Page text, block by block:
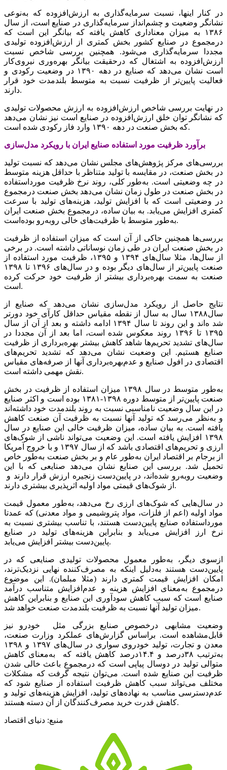
در کنار اینها، نسبت‌‌‌ سرمایه‌گذاری‌‌‌ به‌‌‌ ارزش‌افزوده که‌‌‌ به‌‌‌نوعی‌‌‌
نشانگر وضعیت‌‌‌ و چشم‌‌‌انداز سرمایه‌گذاری‌‌‌ در صنایع‌‌‌ است،‌‌‌ از سال
١٣٨۶ به‌‌‌ میزان معناداری‌‌‌ کاهش‌‌‌ یافته‌‌‌ که‌‌‌ بیانگر این‌‌‌ است‌‌‌ که‌‌‌
درمجموع در صنایع‌‌‌ کشور بخش‌‌‌ کمتری‌‌‌ از ارزش‌افزوده تولیدی
‌‌‌مجددا سرمایه‌گذاری می‌شود. همچنین‌‌‌ بررسی‌‌‌ شاخص‌‌‌ نسبت‌‌‌
ارزش‌افزوده به‌‌‌ اشتغال که‌‌‌ درحقیقت‌‌‌ بیانگر بهره‌وری‌‌‌ نیروی‌‌‌کار
است‌‌‌ نشان می‌دهد که صنایع‌‌‌ در دهه‌‌‌ ١٣٩٠ در وضعیت‌‌‌ رکودی‌‌‌ و
فعالیت‌‌‌ پایین‌‌‌تر از ظرفیت‌‌‌ نسبت‌‌‌ به‌‌‌ متوسط‌‌‌ بلندمدت خود قرار
دارند.
در نهایت‌‌‌ بررسی‌‌‌ شاخص‌‌‌ ارزش‌افزوده به‌‌‌ ارزش محصولات تولیدی‌‌‌
که‌‌‌ نشانگر توان خلق‌‌‌ ارزش‌افزوده در صنایع‌‌‌ است‌‌‌ نیز نشان می‌دهد
که بخش‌‌‌ صنعت‌‌‌ در دهه‌‌‌ ١٣٩٠ وارد فاز رکودی‌‌‌ شده است‌‌‌.
بررسی‌‌‌های مرکز پژوهش‌‌‌های مجلس نشان می‌دهد که نسبت‌‌‌ تولید
در بخش‌‌‌ صنعت‌‌‌، در مقایسه‌‌‌ با تولید متناظر با حداقل‌‌‌ هزینه‌‌‌ متوسط‌‌‌
در چه‌‌‌ وضعیتی‌‌‌ است‌‌‌. به‌‌‌طور کلی‌‌‌، روند نرخ ظرفیت‌‌‌ مورداستفاده
در بخش‌‌‌ صنعت‌‌‌ در طول زمان نشان می‌دهد بخش‌‌‌ صنعت‌‌‌ درمجموع
در وضعیتی‌‌‌ است‌‌‌ که‌‌‌ با افزایش‌‌‌ تولید، هزینه‌‌‌های‌‌‌ تولید با سرعت‌‌‌
کمتری‌‌‌ افزایش‌‌‌ می‌‌‌یابد. به‌‌‌ بیان ساده، درمجموع بخش‌‌‌ صنعت‌‌‌ ایران
به‌‌‌طور متوسط‌‌‌ با ظرفیت‌‌‌های‌‌‌ خالی‌‌‌ روبه‌‌‌رو بوده‌است‌‌‌.
بررسی‌‌‌ها همچنین حاکی از آن است که‌‌‌ میزان استفاده از ظرفیت‌‌‌
در بخش‌‌‌ صنعت‌‌‌ ایران در طی‌‌‌ زمان نوساناتی‌‌‌ داشته‌‌‌ است‌‌‌. در برخی‌‌‌
از سال‌ها، مثلا سال‌های‌‌‌ ١٣٩۴ و ١٣٩۵، ظرفیت‌‌‌ مورد استفاده از
صنعت‌‌‌ پایین‌‌‌تر از سال‌های‌‌‌ دیگر بوده و در سال‌های‌‌‌ ١٣٩۶ تا ١٣٩٨
صنعت‌‌‌ به ‌‌‌سمت‌‌‌ بهره‌برداری‌‌‌ بیشتر از ظرفیت‌‌‌ خود حرکت‌‌‌ کرده
است‌‌‌.
نتایج‌‌‌ حاصل‌‌‌ از رویکرد مدل‌سازی‌‌‌ نشان می‌دهد که‌‌‌ صنایع‌‌‌ از
سال١٣٨٨ سال به‌‌‌ سال از نقطه‌‌‌ مقیاس حداقل‌‌‌ کارآی‌‌‌ خود دورتر
شد ه‌اند و این‌‌‌ روند تا سال ١٣٩۴ ادامه‌‌‌ داشته‌‌‌ و بعد از آن از سال
١٣٩۵ تا ١٣٩۶ روند معکوس شده است، اما بعد از آن مجددا در
سال‌های‌‌‌ تشدید تحریم‌‌‌ها شاهد کاهش‌‌‌ بیشتر بهره‌برداری‌‌‌ از ظرفیت‌‌‌
صنایع‌‌‌ هستیم‌‌‌. این‌‌‌ وضعیت‌‌‌ نشان می‌دهد که‌‌‌ تشدید تحریم‌‌‌های‌‌‌
اقتصادی‌‌‌ در افول صنایع‌‌‌ و عدم‌بهره‌برداری‌‌‌ آنها از صرفه‌‌‌های‌‌‌ مقیاس
نقش‌‌‌ مهمی‌‌‌ داشته‌‌‌ است.‌‌‌
به‌‌‌طور متوسط‌‌‌ در سال ١٣٩٨ میزان استفاده از ظرفیت‌‌‌ در بخش‌‌‌
صنعت‌‌‌ پایین‌‌‌تر از متوسط‌‌‌ دوره ١٣٩٨-١٣٨١ بوده است‌‌‌ و اکثر صنایع‌‌‌
در این‌‌‌ سال وضعیت‌‌‌ نامناسبی‌‌‌ نسبت‌‌‌ به‌‌‌ روند بلندمدت خود داشته‌‌‌اند
و به‌‌‌نظر می‌رسد که‌‌‌ تولید آنها نسبت‌‌‌ به‌‌‌ ظرفیت‌‌‌ آن صنعت‌‌‌ کاهش‌‌‌
یافته‌‌‌ است‌‌‌. به‌‌‌ بیان ساده، میزان ظرفیت‌‌‌ خالی‌‌‌ این‌‌‌ صنایع‌‌‌ در سال
١٣٩٨ افزایش‌‌‌ یافته‌‌‌ است‌‌‌. این‌‌‌ وضعیت‌‌‌ می‌‌‌تواند ناشی‌‌‌ از شوک‌های‌‌‌
ارزی‌‌‌ و تحریم‌‌‌های‌‌‌ اقتصادی‌‌‌ باشد که‌‌‌ از سال ١٣٩٧ و با خروج آمریکا
از برجام بر اقتصاد ایران به‌‌‌طور عام و بر بخش‌‌‌ صنعت‌‌‌ به‌‌‌طور خاص
تحمیل‌‌‌ شد. بررسی‌‌‌ این‌‌‌ صنایع‌‌‌ نشان می‌دهد صنایعی‌‌‌ که‌‌‌ با این‌‌‌
وضعیت‌‌‌ روبه‌‌‌رو شده‌اند، در پایین‌‌‌دست‌‌‌ زنجیره ارزش قرار دارند و ‌‌‌
از شوک‌های‌‌‌ قیمتی‌‌‌ مواد اولیه‌‌‌ اثرپذیری‌‌‌ بیشتری‌‌‌ دارند.
در سال‌هایی‌‌‌ که‌‌‌ شوک‌های‌‌‌ ارزی‌‌‌ رخ می‌دهد، به‌‌‌طور معمول قیمت‌‌‌
مواد اولیه‌‌‌ (اعم‌‌‌ از فلزات، مواد پتروشیمی‌‌‌ و مواد معدنی‌‌‌) که‌‌‌ عمدتا
مورداستفاده صنایع‌‌‌ پایین‌‌‌دست‌‌‌ هستند‌‌‌، با تناسب‌‌‌ بیشتری‌‌‌ نسبت‌‌‌ به‌‌‌
نرخ ارز افزایش‌‌‌ می‌‌‌یابد و بنابراین‌‌‌ هزینه‌‌‌های‌‌‌ تولید در صنایع‌‌‌
پایین‌‌‌دست‌‌‌ بیشتر افزایش‌‌‌ می‌‌‌یابد.
ازسوی‌‌‌ دیگر، به‌‌‌طور معمول محصولات تولیدی‌‌‌ صنایعی‌‌‌ که‌‌‌ در
پایین‌‌‌دست‌‌‌ هستند به‌‌‌دلیل‌‌‌ اینکه‌‌‌ به‌‌‌ مصرف‌کننده نهایی‌‌‌ نزدیک‌‌‌ترند‌‌‌،
امکان افزایش‌‌‌ قیمت‌‌‌ کمتری‌‌‌ دارند (مثلا مبلمان). این‌‌‌ موضوع
درمجموع به‌‌‌معنای‌‌‌ افزایش‌‌‌ هزینه‌‌‌ و عدم‌افزایش‌‌‌ متناسب‌‌‌ درآمد
صنایع‌‌‌ است‌‌‌ که‌‌‌ سبب‌‌‌ کاهش‌‌‌ سودآوری‌‌‌ این‌‌‌ صنایع‌‌‌ و بنابراین‌‌‌ کاهش‌‌‌
میزان تولید آنها نسبت‌‌‌ به‌‌‌ ظرفیت‌‌‌ بلندمدت صنعت‌‌‌ خواهد شد.
وضعیت‌‌‌ مشابهی‌‌‌ درخصوص صنایع‌‌‌ بزرگی‌‌‌ مثل‌‌‌ خودرو نیز
قابل‌‌‌‌مشاهده است‌‌‌. براساس گزارش‌های عملکرد وزارت صنعت‌‌‌،
معدن و تجارت، تولید خودروی‌‌‌ سواری‌‌‌ در سال‌های‌‌‌ ١٣٩٧ و ١٣٩٨
به‌‌‌ترتیب‌‌‌ ٣٨‌درصد و ۱۴.۴‌درصد کاهش‌‌‌ یافته‌‌‌ که‌‌‌ به‌‌‌معنای‌‌‌ کاهش‌‌‌
متوالی‌‌‌ تولید در دوسال پیاپی‌‌‌ است‌‌‌ که‌‌‌ درمجموع باعث‌‌‌ خالی‌‌‌ شدن
ظرفیت‌‌‌ این‌‌‌ صنایع‌‌‌ شده است‌‌‌. می‌‌‌توان نتیجه‌‌‌ گرفت‌‌‌ که‌‌‌ مشکلات
مختلف‌‌‌ می‌‌‌تواند سبب‌‌‌ کاهش‌‌‌ ظرفیت‌‌‌ استفاده از صنایع‌‌‌ شود که‌‌‌
عدم‌دسترسی‌‌‌ مناسب‌‌‌ به‌‌‌ نهاده‌های‌‌‌ تولید، افزایش‌‌‌ هزینه‌‌‌های‌‌‌ تولید و
کاهش‌‌‌ قدرت خرید مصرف‌کنندگان از آن دسته‌‌‌ هستند‌‌‌.
منبع: دنیای اقتصاد